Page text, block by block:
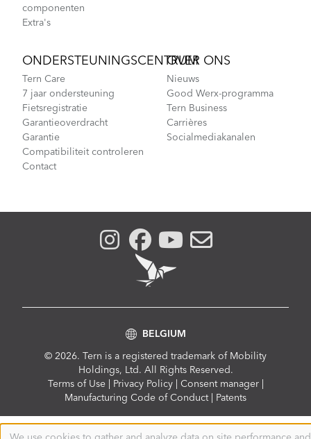
componenten
Extra's
ONDERSTEUNINGSCENTRUM
Tern Care
7 jaar ondersteuning
Fietsregistratie
Garantieoverdracht
Garantie
Compatibiliteit controleren
Contact
OVER ONS
Nieuws
Good Werx-programma
Tern Business
Carrières
Socialmediakanalen
© 2026. Tern is a registered trademark of Mobility
Holdings, Ltd. All Rights Reserved.
ComplianceTerms of Use Privacy Policy Consent manager
Manufacturing Code of Conduct
Patents
BELGIUM